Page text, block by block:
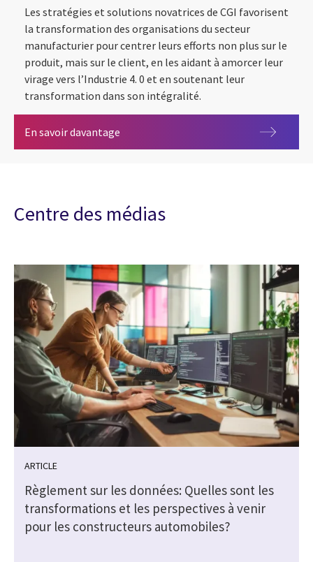
Les stratégies et solutions novatrices de CGI favorisent
la transformation des organisations du secteur
manufacturier pour centrer leurs efforts non plus sur le
produit, mais sur le client, en les aidant à amorcer leur
virage vers l’Industrie 4. 0 et en soutenant leur
transformation dans son intégralité.
En savoir davantage
Centre des médias
ARTICLE
Règlement sur les données: Quelles sont les
transformations et les perspectives à venir
pour les constructeurs automobiles?